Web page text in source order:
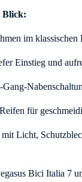
Blick:
im
Einstieg und
Gang-
für
mit Licht,
Bici Italia 7